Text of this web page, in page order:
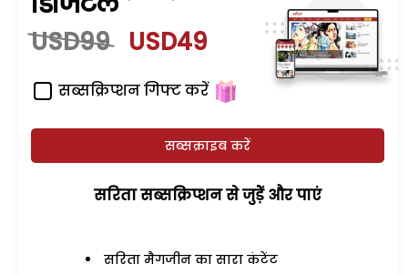
USD99 USD49
सब्सक्रिप्शन गिफ्ट करें
सब्सक्राइब करें
सरिता सब्सक्रिप्शन से जुड़ेें और पाएं
सरिता मैगजीन का सारा कंटेंट